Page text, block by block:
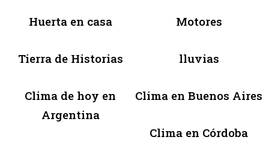
Huerta en casa Motores
Tierra de Historias lluvias
Clima de hoy en
Argentina
Clima en Buenos Aires
Clima en Córdoba